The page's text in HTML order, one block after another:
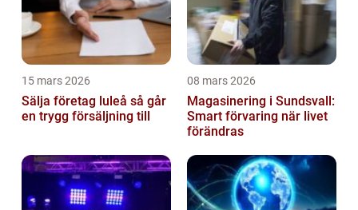
15 mars 2026
Sälja företag luleå så går
en trygg försäljning till
08 mars 2026
Magasinering i Sundsvall:
Smart förvaring när livet
förändras